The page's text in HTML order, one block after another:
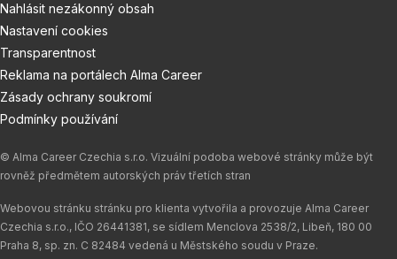
Nahlásit nezákonný obsah
Nastavení cookies
Transparentnost
Reklama na portálech Alma Career
Zásady ochrany soukromí
Podmínky používání
© Alma Career Czechia s.r.o. Vizuální podoba webové stránky může být
rovněž předmětem autorských práv třetích stran
Webovou stránku stránku pro klienta vytvořila a provozuje Alma Career
Czechia s.r.o., IČO 26441381, se sídlem Menclova 2538/2, Libeň, 180 00
Praha 8, sp. zn. C 82484 vedená u Městského soudu v Praze.